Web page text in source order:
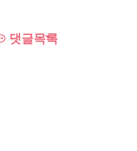
댓글목록